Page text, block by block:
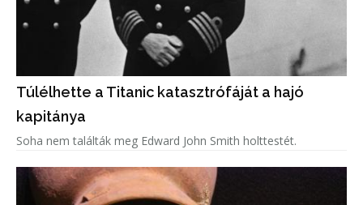
Túlélhette a Titanic katasztrófáját a hajó
kapitánya
Soha nem találták meg Edward John Smith holttestét.